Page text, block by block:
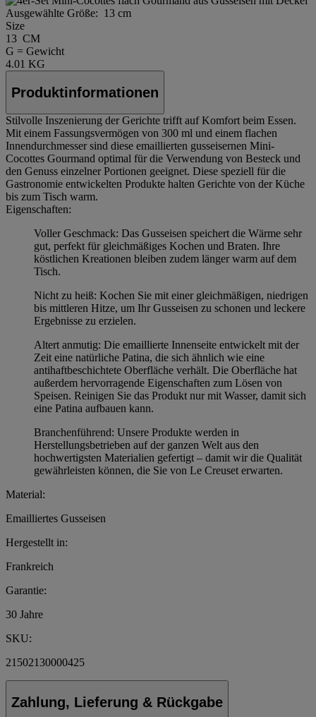
Ausgewählte Größe: 13 cm
Size
13 CM
G = Gewicht
4.01 KG
Produktinformationen
Stilvolle Inszenierung der Gerichte trifft auf Komfort beim Essen.
Mit einem Fassungsvermögen von 300 ml und einem flachen
Innendurchmesser sind diese emaillierten gusseisernen Mini-
Cocottes Gourmand optimal für die Verwendung von Besteck und
den Genuss einzelner Portionen geeignet. Diese speziell für die
Gastronomie entwickelten Produkte halten Gerichte von der Küche
bis zum Tisch warm.
Eigenschaften:
Voller Geschmack: Das Gusseisen speichert die Wärme sehr
gut, perfekt für gleichmäßiges Kochen und Braten. Ihre
köstlichen Kreationen bleiben zudem länger warm auf dem
Tisch.
Nicht zu heiß: Kochen Sie mit einer gleichmäßigen, niedrigen
bis mittleren Hitze, um Ihr Gusseisen zu schonen und leckere
Ergebnisse zu erzielen.
Altert anmutig: Die emaillierte Innenseite entwickelt mit der
Zeit eine natürliche Patina, die sich ähnlich wie eine
antihaftbeschichtete Oberfläche verhält. Die Oberfläche hat
außerdem hervorragende Eigenschaften zum Lösen von
Speisen. Reinigen Sie das Produkt nur mit Wasser, damit sich
eine Patina aufbauen kann.
Branchenführend: Unsere Produkte werden in
Herstellungsbetrieben auf der ganzen Welt aus den
hochwertigsten Materialien gefertigt – damit wir die Qualität
gewährleisten können, die Sie von Le Creuset erwarten.
Material:
Emailliertes Gusseisen
Hergestellt in:
Frankreich
Garantie:
30 Jahre
SKU:
21502130000425
Zahlung, Lieferung & Rückgabe